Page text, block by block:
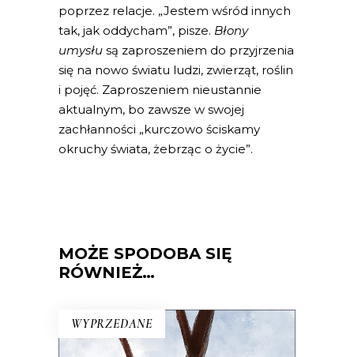
poprzez relacje. „Jestem wśród innych
tak, jak oddycham”, pisze. Błony
umysłu są zaproszeniem do przyjrzenia
się na nowo światu ludzi, zwierząt, roślin
i pojęć. Zaproszeniem nieustannie
aktualnym, bo zawsze w swojej
zachłanności „kurczowo ściskamy
okruchy świata, żebrząc o życie”.
MOŻE SPODOBA SIĘ
RÓWNIEŻ…
WYPRZEDANE